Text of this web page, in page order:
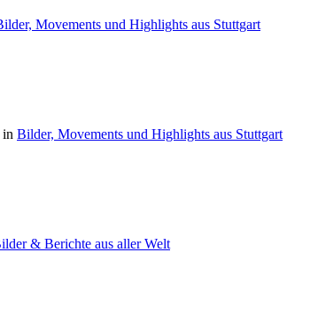
Movements und Highlights aus Stuttgart
in Bilder, Movements und Highlights aus Stuttgart
& Berichte aus aller Welt